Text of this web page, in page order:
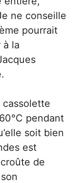
ne conseille
pourrait
à la
cassolette
pendant
soit bien
est
de